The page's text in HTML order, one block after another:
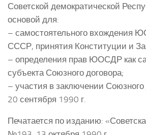
Советской демократической
основой для:
– самостоятельного вхождения
СССР, принятия Конституции и
– определения прав ЮОСДР как
субъекта Союзного договора;
– участия в заключении Союзного
20 сентября 1990 г.
Печатается по изданию: